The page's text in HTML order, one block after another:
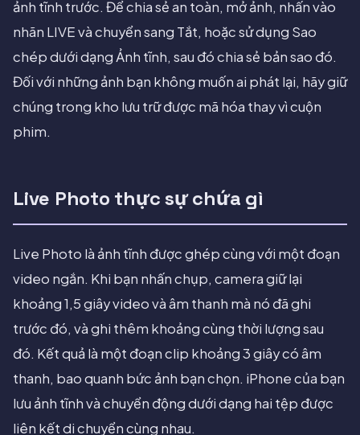
ảnh tĩnh trước. Để chia sẻ an toàn, mở ảnh, nhấn vào
nhãn LIVE và chuyển sang Tắt, hoặc sử dụng Sao
chép dưới dạng Ảnh tĩnh, sau đó chia sẻ bản sao đó.
Đối với những ảnh bạn không muốn ai phát lại, hãy giữ
chúng trong kho lưu trữ được mã hóa thay vì cuộn
phim.
Live Photo thực sự chứa gì
Live Photo là ảnh tĩnh được ghép cùng với một đoạn
video ngắn. Khi bạn nhấn chụp, camera giữ lại
khoảng 1,5 giây video và âm thanh mà nó đã ghi
trước đó, và ghi thêm khoảng cùng thời lượng sau
đó. Kết quả là một đoạn clip khoảng 3 giây có âm
thanh, bao quanh bức ảnh bạn chọn. iPhone của bạn
lưu ảnh tĩnh và chuyển động dưới dạng hai tệp được
liên kết di chuyển cùng nhau.